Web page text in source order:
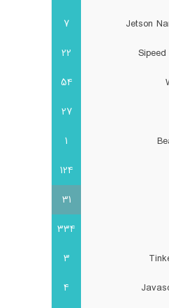
7
22
54
27
1
124
31
334
3
4